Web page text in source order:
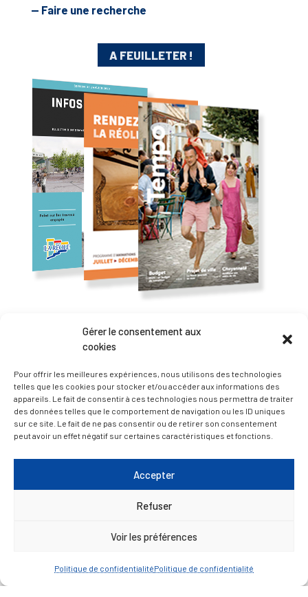
Gérer le consentement aux
cookies
Pour offrir les meilleures expériences, nous utilisons des technologies
telles que les cookies pour stocker et/ou accéder aux informations des
appareils. Le fait de consentir à ces technologies nous permettra de traiter
des données telles que le comportement de navigation ou les ID uniques
sur ce site. Le fait de ne pas consentir ou de retirer son consentement
peut avoir un effet négatif sur certaines caractéristiques et fonctions.
Accepter
Refuser
Voir les préférences
Politique de confidentialitéPolitique de confidentialité
— Faire une recherche
A FEUILLETER !
— Accéder au kiosque
D’ART ET D’HISTOIRE
— Découvrir et visiter